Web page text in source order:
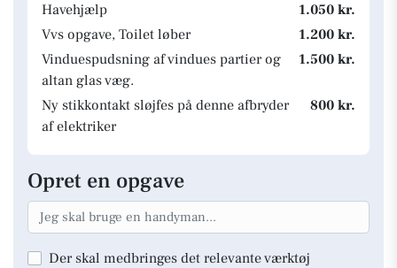
Havehjælp
1.050 kr.
Vvs opgave, Toilet løber
1.200 kr.
Vinduespudsning af vindues partier og
altan glas væg.
1.500 kr.
Ny stikkontakt sløjfes på denne afbryder
af elektriker
800 kr.
Opret en opgave
Der skal medbringes det relevante værktøj